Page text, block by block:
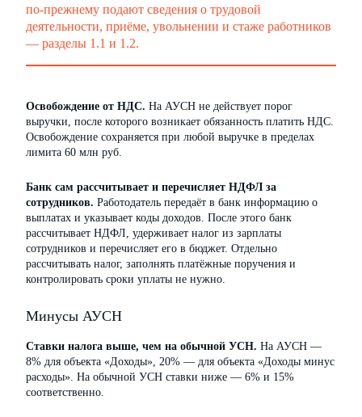
по-прежнему подают сведения о трудовой
деятельности, приёме, увольнении и стаже работников
— разделы 1.1 и 1.2.
Освобождение от НДС. На АУСН не действует порог
выручки, после которого возникает обязанность платить НДС.
Освобождение сохраняется при любой выручке в пределах
лимита 60 млн руб.
Банк сам рассчитывает и перечисляет НДФЛ за
сотрудников. Работодатель передаёт в банк информацию о
выплатах и указывает коды доходов. После этого банк
рассчитывает НДФЛ, удерживает налог из зарплаты
сотрудников и перечисляет его в бюджет. Отдельно
рассчитывать налог, заполнять платёжные поручения и
контролировать сроки уплаты не нужно.
Минусы АУСН
Ставки налога выше, чем на обычной УСН. На АУСН —
8% для объекта «Доходы», 20% — для объекта «Доходы минус
расходы». На обычной УСН ставки ниже — 6% и 15%
соответственно.